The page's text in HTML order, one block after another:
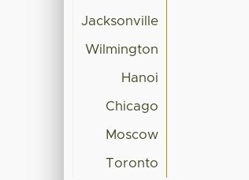
Jacksonville
Wilmington
Hanoi
Chicago
Moscow
Toronto